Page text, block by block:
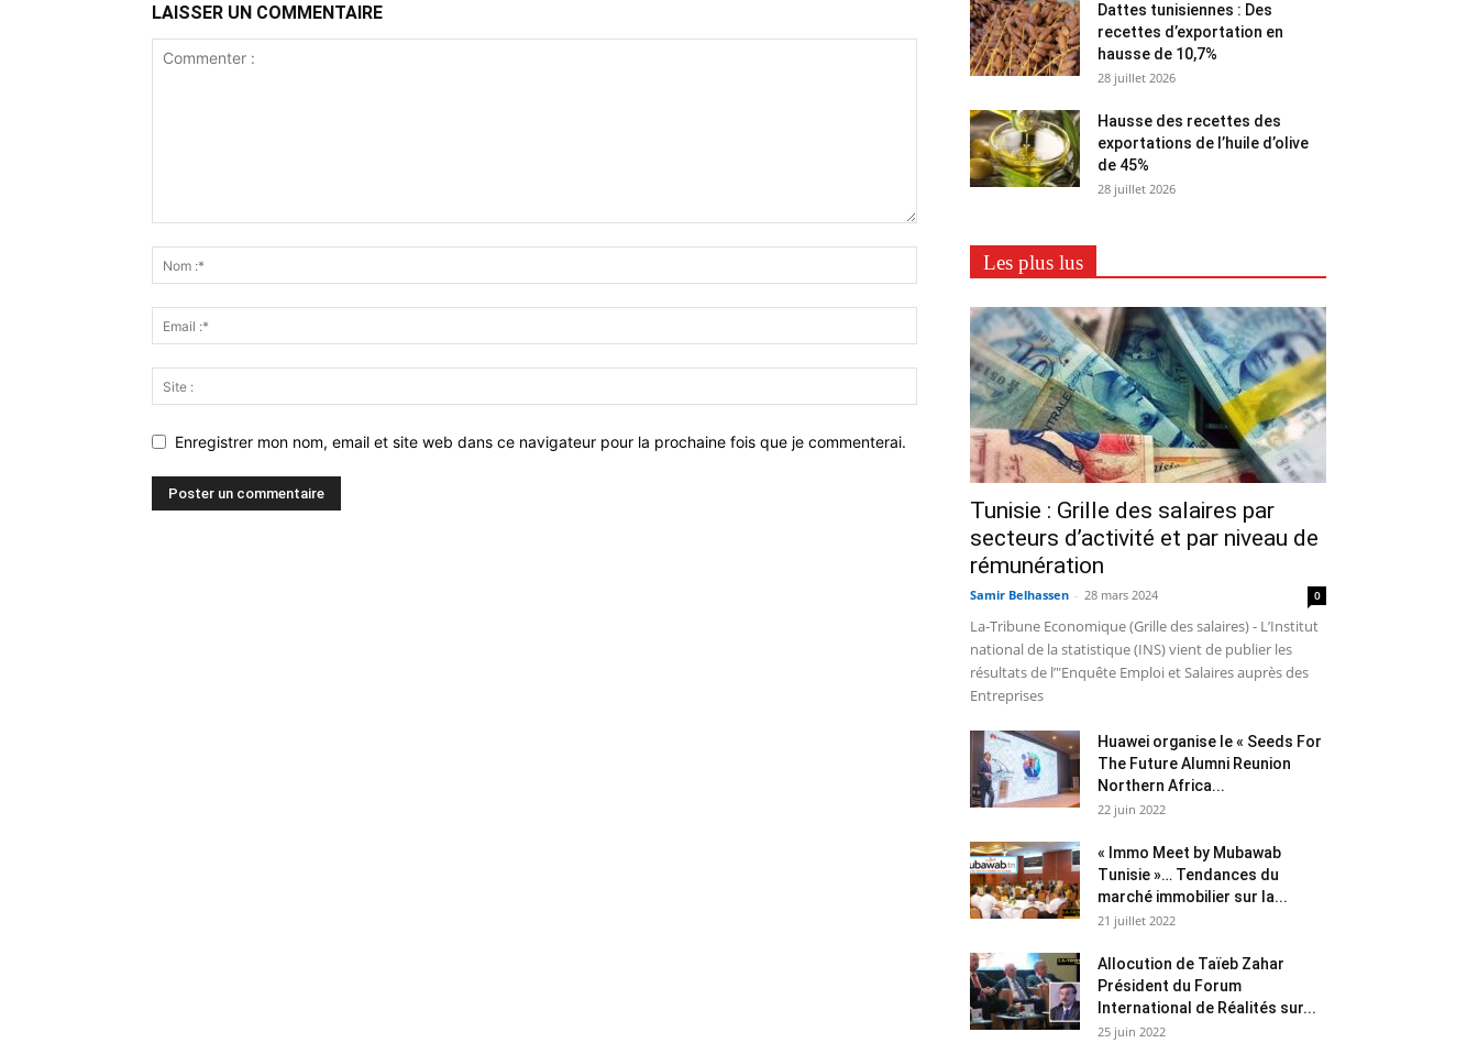
LAISSER UN COMMENTAIRE
Enregistrer mon nom, email et site web dans ce navigateur pour la prochaine fois que je commenterai.
Dattes tunisiennes : Des
recettes d’exportation en
hausse de 10,7%
28 juillet 2026
Hausse des recettes des
exportations de l’huile d’olive
de 45%
28 juillet 2026
Les plus lus
Tunisie : Grille des salaires par
secteurs d’activité et par niveau de
rémunération
Samir Belhassen - 28 mars 2024 0
La-Tribune Economique (Grille des salaires) - L’Institut
national de la statistique (INS) vient de publier les
résultats de l’"Enquête Emploi et Salaires auprès des
Entreprises
Huawei organise le « Seeds For
The Future Alumni Reunion
Northern Africa...
22 juin 2022
« Immo Meet by Mubawab
Tunisie »… Tendances du
marché immobilier sur la...
21 juillet 2022
Allocution de Taïeb Zahar
Président du Forum
International de Réalités sur...
25 juin 2022